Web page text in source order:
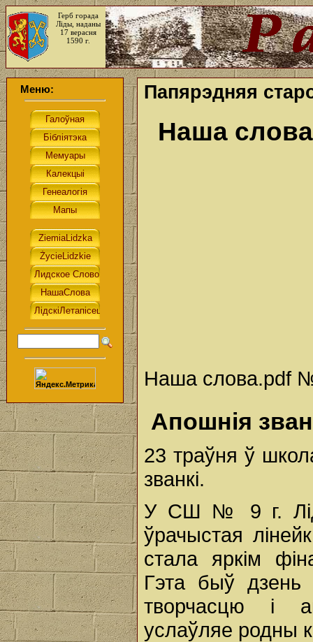
Герб горада
Ліды, наданы
17 верасня
1590 г.
Меню: Папярэдняя
Наша
Наша слова.pdf
Апошнія
23 траўня ў
званкі.
У СШ № 9 г.
ўрачыстая
стала яркім
Гэта быў дзень
творчасцю і
услаўляе родны